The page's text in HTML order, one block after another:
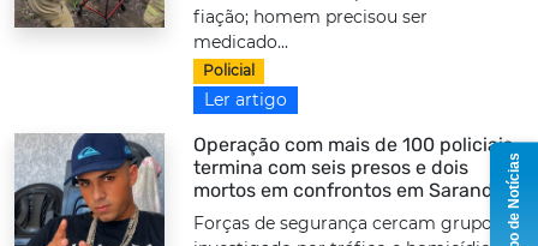
fiação; homem precisou ser
medicado...
Policial
Ler artigo
Operação com mais de 100 policiais
termina com seis presos e dois
mortos em confrontos em Sarandi
Forças de segurança cercam grupo
Grupo de Notícias